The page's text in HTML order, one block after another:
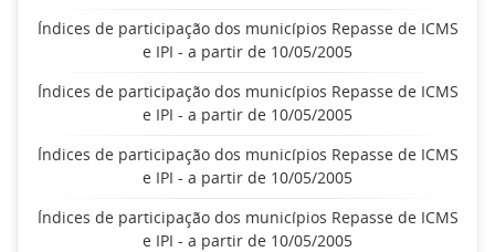
Índices de participação dos municípios Repasse de ICMS
e IPI - a partir de 10/05/2005
Índices de participação dos municípios Repasse de ICMS
e IPI - a partir de 10/05/2005
Índices de participação dos municípios Repasse de ICMS
e IPI - a partir de 10/05/2005
Índices de participação dos municípios Repasse de ICMS
e IPI - a partir de 10/05/2005